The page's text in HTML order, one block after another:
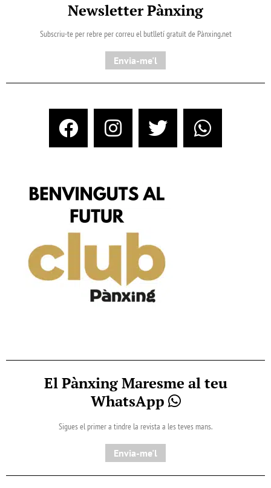
Newsletter Pànxing
Subscriu-te per rebre per correu el butlletí gratuït de Pànxing.net​
Envia-me'l
El Pànxing Maresme al teu
WhatsApp
Sigues el primer a tindre la revista a les teves mans.
Envia-me'l